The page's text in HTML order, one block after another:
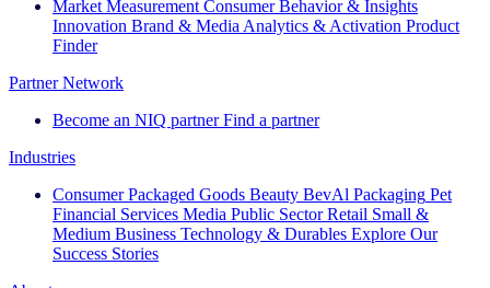
Market Measurement Consumer Behavior & Insights
Innovation Brand & Media Analytics & Activation Product
Finder
Partner Network
Become an NIQ partner Find a partner
Industries
Consumer Packaged Goods Beauty BevAl Packaging Pet
Financial Services Media Public Sector Retail Small &
Medium Business Technology & Durables Explore Our
Success Stories